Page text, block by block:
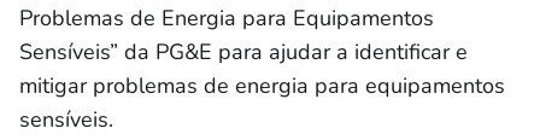
Problemas de Energia para Equipamentos
Sensíveis” da PG&E para ajudar a identificar e
mitigar problemas de energia para equipamentos
sensíveis.